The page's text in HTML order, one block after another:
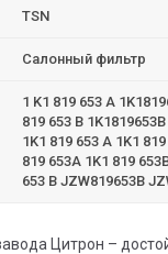
TSN
Салонный фильтр
1 K1 819 653 A
819 653 B
1K1 819 653 A 1K1
819 653A 1K1 819
653 B JZW819653B
Цитрон –